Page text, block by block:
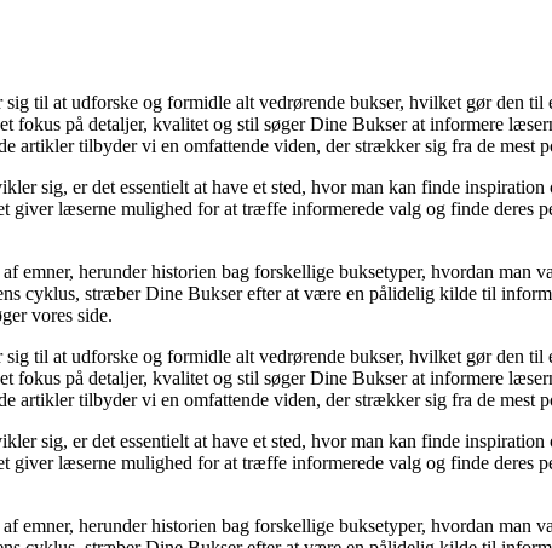
til at udforske og formidle alt vedrørende bukser, hvilket gør den
fokus på detaljer, kvalitet og stil søger Dine Bukser at informere
artikler tilbyder vi en omfattende viden, der strækker sig fra de mest
sig, er det essentielt at have et sted, hvor man kan finde
giver læserne mulighed for at træffe informerede valg og finde
emner, herunder historien bag forskellige buksetyper, hvordan
cyklus, stræber Dine Bukser efter at være en pålidelig kilde til
vores side.
til at udforske og formidle alt vedrørende bukser, hvilket gør den
fokus på detaljer, kvalitet og stil søger Dine Bukser at informere
artikler tilbyder vi en omfattende viden, der strækker sig fra de mest
sig, er det essentielt at have et sted, hvor man kan finde
giver læserne mulighed for at træffe informerede valg og finde
emner, herunder historien bag forskellige buksetyper, hvordan